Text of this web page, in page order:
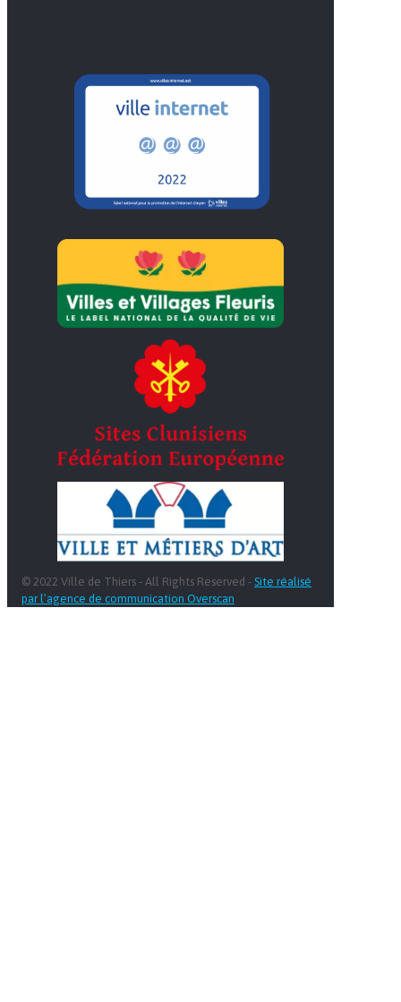
© 2022 Ville de Thiers - All Rights Reserved - Site réalisé
par l’agence de communication Overscan